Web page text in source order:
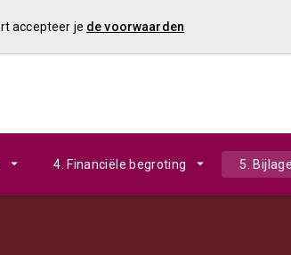
accepteer je de voorwaarden
4. Financiële begroting 5.